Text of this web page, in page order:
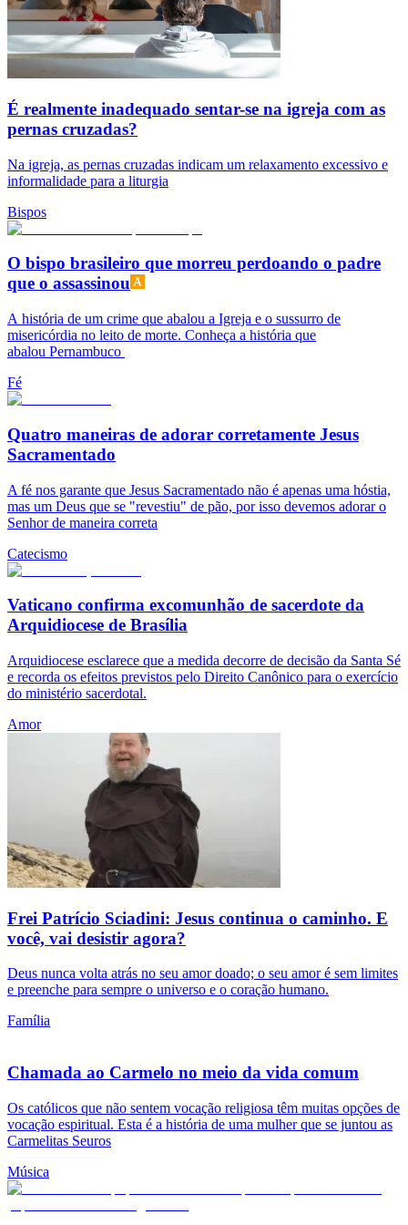
É realmente inadequado sentar-se na igreja com as
pernas cruzadas?
Na igreja, as pernas cruzadas indicam um relaxamento excessivo e
informalidade para a liturgia
Bispos
O bispo brasileiro que morreu perdoando o padre
que o assassinou
A história de um crime que abalou a Igreja e o sussurro de
misericórdia no leito de morte. Conheça a história que
abalou Pernambuco
Fé
Quatro maneiras de adorar corretamente Jesus
Sacramentado
A fé nos garante que Jesus Sacramentado não é apenas uma hóstia,
mas um Deus que se "revestiu" de pão, por isso devemos adorar o
Senhor de maneira correta
Catecismo
Vaticano confirma excomunhão de sacerdote da
Arquidiocese de Brasília
Arquidiocese esclarece que a medida decorre de decisão da Santa Sé
e recorda os efeitos previstos pelo Direito Canônico para o exercício
do ministério sacerdotal.
Amor
Frei Patrício Sciadini: Jesus continua o caminho. E
você, vai desistir agora?
Deus nunca volta atrás no seu amor doado; o seu amor é sem limites
e preenche para sempre o universo e o coração humano.
Família
Chamada ao Carmelo no meio da vida comum
Os católicos que não sentem vocação religiosa têm muitas opções de
vocação espiritual. Esta é a história de uma mulher que se juntou as
Carmelitas Seuros
Música